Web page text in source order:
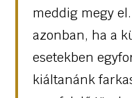
meddig megy
azonban, ha a
esetekben
kiáltanánk